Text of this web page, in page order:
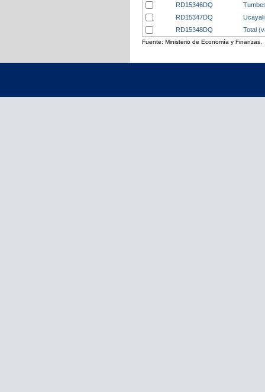
RD15346DQ
RD15347DQ
RD15348DQ
Total
Fuente: Ministerio de Economía y Finanzas.